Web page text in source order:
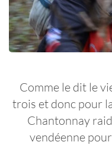
Comme le dit le
trois et donc pour
Chantonnay
vendéenne